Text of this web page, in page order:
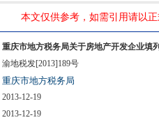
本文仅供参考，如需引用请以
重庆市地方税务局关于房地产开发企业填
渝地税发[2013]189号
重庆市地方税务局
2013-12-19
2013-12-19